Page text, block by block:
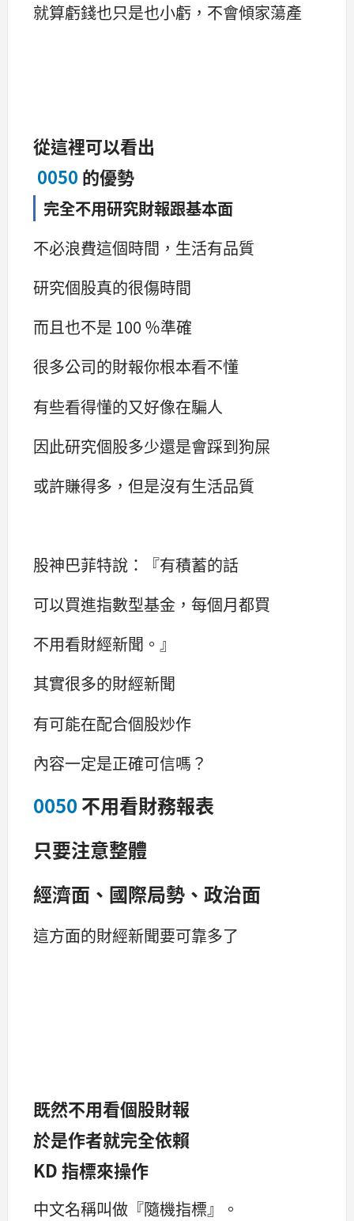
就算虧錢也只是也小虧，不會傾家蕩產
從這裡可以看出
0050 的優勢
完全不用研究財報跟基本面
不必浪費這個時間，生活有品質
研究個股真的很傷時間
而且也不是 100 ％準確
很多公司的財報你根本看不懂
有些看得懂的又好像在騙人
因此研究個股多少還是會踩到狗屎
或許賺得多，但是沒有生活品質
股神巴菲特說：『有積蓄的話
可以買進指數型基金，每個月都買
不用看財經新聞。』
其實很多的財經新聞
有可能在配合個股炒作
內容一定是正確可信嗎？
0050 不用看財務報表
只要注意整體
經濟面、國際局勢、政治面
這方面的財經新聞要可靠多了
既然不用看個股財報
於是作者就完全依賴
KD 指標來操作
中文名稱叫做『隨機指標』。